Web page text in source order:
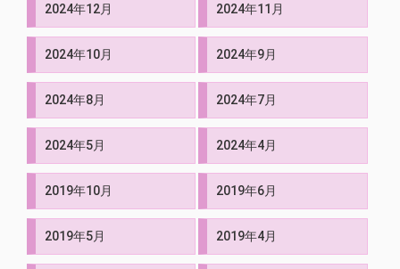
2024年12月 2024年11月
2024年10月 2024年9月
2024年8月 2024年7月
2024年5月 2024年4月
2019年10月 2019年6月
2019年5月 2019年4月